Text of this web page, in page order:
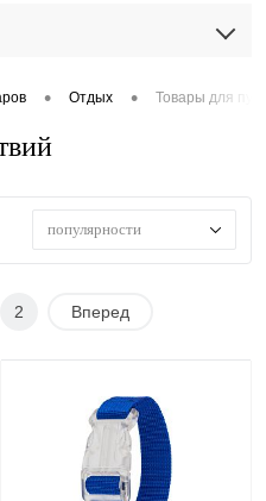
• Отдых • Товары для
популярности
2 Вперед